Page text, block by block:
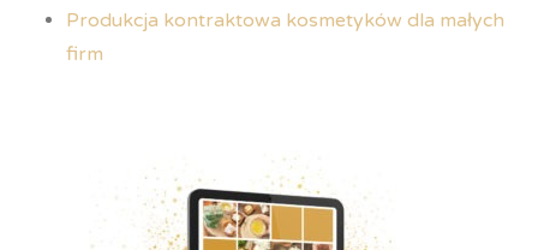
Produkcja kontraktowa kosmetyków dla małych
firm